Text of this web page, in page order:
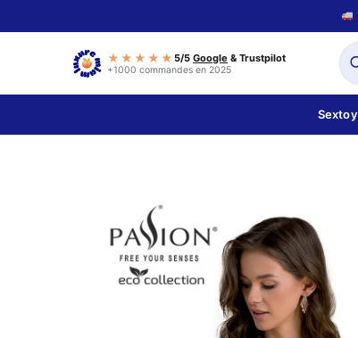
★★★★★5/5Google & Trustpilot
+1000 commandes en 2025
Sextoy